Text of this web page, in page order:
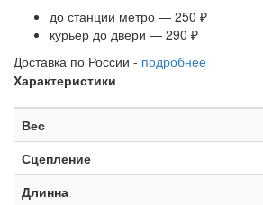
до станции метро — 250 ₽
курьер до двери — 290 ₽
Доставка по России - подробнее
Характеристики
Вес
Сцепление
Длинна